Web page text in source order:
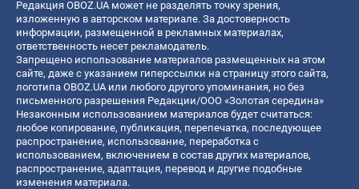
Редакция OBOZ.UA может не разделять точку зрения,
изложенную в авторском материале. За достоверность
информации, размещенной в рекламных материалах,
ответственность несет рекламодатель.
Запрещено использование материалов размещенных на этом
сайте, даже с указанием гиперссылки на страницу этого сайта,
логотипа OBOZ.UA или любого другого упоминания, но без
письменного разрешения Редакции/ООО «Золотая середина»
Незаконным использованием материалов будет считаться:
любое копирование, публикация, перепечатка, последующее
распространение, использование, переработка с
использованием, включением в состав других материалов,
распространение, адаптация, перевод и другие подобные
изменения материала.